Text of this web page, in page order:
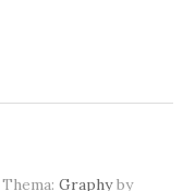
Thema: Graphyby